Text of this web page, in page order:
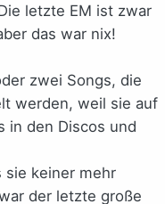
letzte EM ist zwar
das war nix!
zwei Songs, die
werden, weil sie auf
in den Discos und
sie keiner mehr
der letzte große